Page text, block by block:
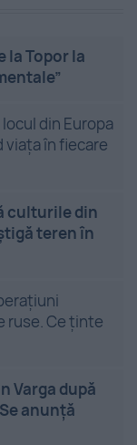
la Topor la
din Europa
în fiecare
culturile din
teren în
ruse. Ce ținte
Varga după
anunță